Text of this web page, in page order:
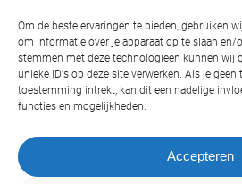
Om de beste ervaringen te bieden, gebruiken
om informatie over je apparaat op te slaan en/
stemmen met deze technologieën kunnen wij
unieke ID's op deze site verwerken. Als je
toestemming intrekt, kan dit een nadelige
functies en mogelijkheden.
Accepteren
Naam*
Straat en nummer*